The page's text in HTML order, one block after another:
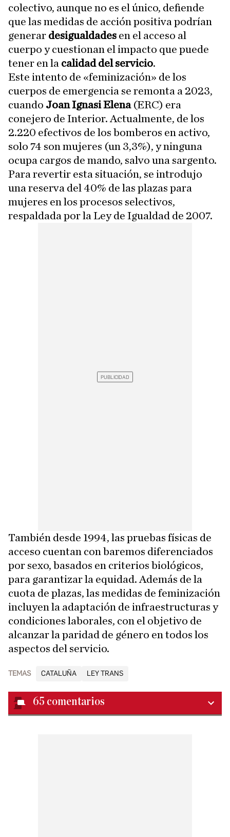
colectivo, aunque no es el único, defiende
que las medidas de acción positiva podrían
generar desigualdades en el acceso al
cuerpo y cuestionan el impacto que puede
tener en la calidad del servicio.
Este intento de «feminización» de los
cuerpos de emergencia se remonta a 2023,
cuando Joan Ignasi Elena(ERC) era
conejero de Interior. Actualmente, de los
2.220 efectivos de los bomberos en activo,
solo 74 son mujeres (un 3,3%), y ninguna
ocupa cargos de mando, salvo una sargento.
Para revertir esta situación, se introdujo
una reserva del 40% de las plazas para
mujeres en los procesos selectivos,
respaldada por la Ley de Igualdad de 2007.
También desde 1994, las pruebas físicas de
acceso cuentan con baremos diferenciados
por sexo, basados en criterios biológicos,
para garantizar la equidad. Además de la
cuota de plazas, las medidas de feminización
incluyen la adaptación de infraestructuras y
condiciones laborales, con el objetivo de
alcanzar la paridad de género en todos los
aspectos del servicio.
TEMAS CATALUÑA LEY TRANS
65 comentarios